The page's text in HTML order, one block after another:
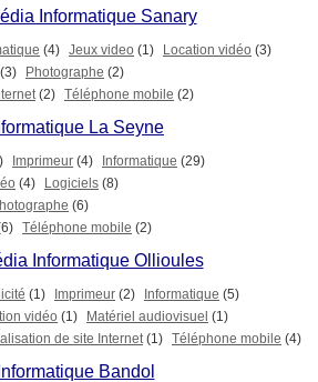
Informatique Sanary
(4) Jeux video (1) Location vidéo (3)
(3) Photographe (2)
(2) Téléphone mobile (2)
La Seyne
Imprimeur (4) Informatique (29)
(4) Logiciels (8)
(6)
Téléphone mobile (2)
Informatique Ollioules
(1) Imprimeur (2) Informatique (5)
vidéo (1) Matériel audiovisuel (1)
de site Internet (1) Téléphone mobile (4)
Bandol